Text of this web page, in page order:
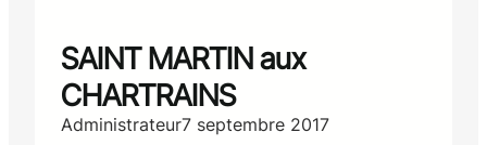
SAINT MARTIN aux
CHARTRAINS
Administrateur7 septembre 2017